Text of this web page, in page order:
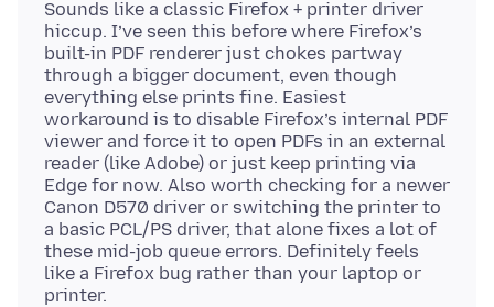
Sounds like a classic Firefox + printer driver
hiccup. I’ve seen this before where Firefox’s
built-in PDF renderer just chokes partway
through a bigger document, even though
everything else prints fine. Easiest
workaround is to disable Firefox’s internal PDF
viewer and force it to open PDFs in an external
reader (like Adobe) or just keep printing via
Edge for now. Also worth checking for a newer
Canon D570 driver or switching the printer to
a basic PCL/PS driver, that alone fixes a lot of
these mid-job queue errors. Definitely feels
like a Firefox bug rather than your laptop or